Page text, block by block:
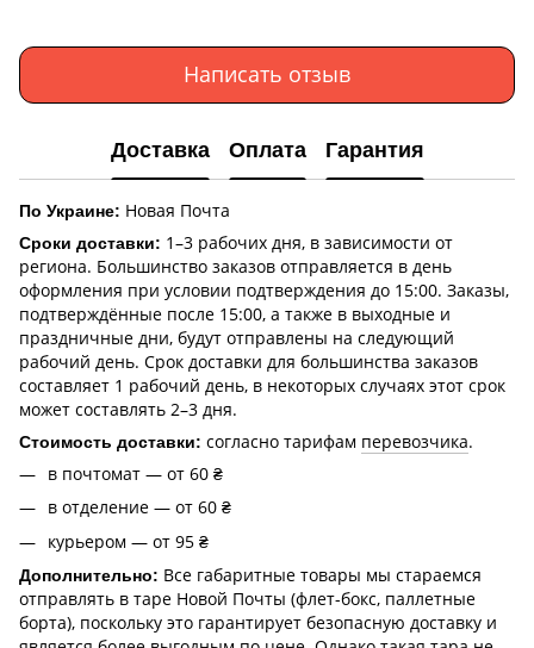
Написать отзыв
Доставка Оплата Гарантия
По Украине: Новая Почта
Сроки доставки: 1–3 рабочих дня, в зависимости от
региона. Большинство заказов отправляется в день
оформления при условии подтверждения до 15:00. Заказы,
подтверждённые после 15:00, а также в выходные и
праздничные дни, будут отправлены на следующий
рабочий день. Срок доставки для большинства заказов
составляет 1 рабочий день, в некоторых случаях этот срок
может составлять 2–3 дня.
Стоимость доставки: согласно тарифам перевозчика.
в почтомат — от 60 ₴
в отделение — от 60 ₴
курьером — от 95 ₴
Дополнительно: Все габаритные товары мы стараемся
отправлять в таре Новой Почты (флет-бокс, паллетные
борта), поскольку это гарантирует безопасную доставку и